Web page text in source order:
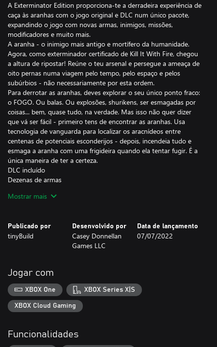
A Exterminator Edition proporciona-te a derradeira experiência de
caça às aranhas com o jogo original e DLC num único pacote,
expandindo o jogo com novas armas, inimigos, missões,
modificadores e muito mais.
A aranha - o inimigo mais antigo e mortífero da humanidade.
Agora, como exterminador certificado de Kill It With Fire, chegou
a altura de ripostar! Reúne o teu arsenal e persegue a ameaça de
oito pernas numa viagem pelo tempo, pelo espaço e pelos
subúrbios - não necessariamente por esta ordem.
Para derrotar as aranhas, deves explorar o seu único ponto fraco:
o FOGO. Ou balas. Ou explosões, shurikens, ser esmagadas por
coisas... bem, quase tudo, na verdade. Mas isso não quer dizer
que vá ser fácil - primeiro tens de encontrar as aranhas. Usa
tecnologia de vanguarda para localizar os aracnídeos entre
centenas de potenciais esconderijos - depois, incendeia tudo e
esmaga a aranha com uma frigideira quando ela tentar fugir. É a
única maneira de ter a certeza.
DLC incluído
Dezenas de armas
Sistema de simulação de fogo realista
Mostrar mais
Publicado por
tinyBuild
Desenvolvido por
Casey Donnellan
Games LLC
Data de lançamento
07/07/2022
Jogar com
XBOX One XBOX Series X|S
XBOX Cloud Gaming
Funcionalidades